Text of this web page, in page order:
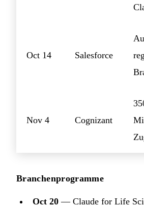
Oct 14 Salesforce
Nov 4 Cognizant
Branchenprogramme
Oct 20 — Claude for Life